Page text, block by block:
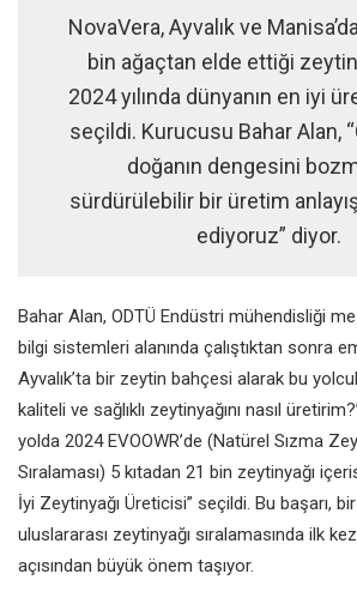
NovaVera, Ayvalık ve
bin ağaçtan elde ettiği
2024 yılında dünyanın en iyi
seçildi. Kurucusu Bahar Alan,
doğanın dengesini
sürdürülebilir bir üretim
ediyoruz” diyor.
Bahar Alan, ODTÜ Endüstri mühendisliği
bilgi sistemleri alanında çalıştıktan sonra
Ayvalık’ta bir zeytin bahçesi alarak bu
kaliteli ve sağlıklı zeytinyağını nasıl
yolda 2024 EVOOWR’de (Natürel Sızma
Sıralaması) 5 kıtadan 21 bin zeytinyağı
İyi Zeytinyağı Üreticisi” seçildi. Bu başarı,
uluslararası zeytinyağı sıralamasında ilk kez
açısından büyük önem taşıyor.